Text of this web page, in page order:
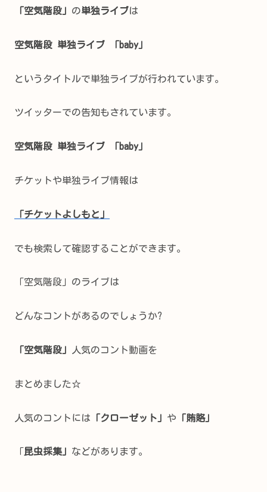
「空気階段」 の単独ライブは
空気階段 単独ライブ 「baby」
というタイトルで単独ライブが行われています。
ツイッターでの告知もされています。
空気階段 単独ライブ 「baby」
チケットや単独ライブ情報は
「チケットよしもと」
でも検索して確認することができます。
「空気階段」のライブは
どんなコントがあるのでしょうか?
「空気階段」 人気のコント動画を
まとめました☆
人気のコントには 「クローゼット」 や 「賄賂」
「 昆虫採集」 などがあります。